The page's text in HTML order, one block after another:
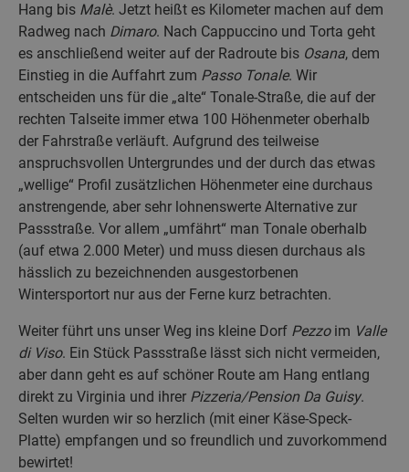
Hang bis Malè. Jetzt heißt es Kilometer machen auf dem
Radweg nach Dimaro. Nach Cappuccino und Torta geht
es anschließend weiter auf der Radroute bis Osana, dem
Einstieg in die Auffahrt zum Passo Tonale. Wir
entscheiden uns für die „alte“ Tonale-Straße, die auf der
rechten Talseite immer etwa 100 Höhenmeter oberhalb
der Fahrstraße verläuft. Aufgrund des teilweise
anspruchsvollen Untergrundes und der durch das etwas
„wellige“ Profil zusätzlichen Höhenmeter eine durchaus
anstrengende, aber sehr lohnenswerte Alternative zur
Passstraße. Vor allem „umfährt“ man Tonale oberhalb
(auf etwa 2.000 Meter) und muss diesen durchaus als
hässlich zu bezeichnenden ausgestorbenen
Wintersportort nur aus der Ferne kurz betrachten.
Weiter führt uns unser Weg ins kleine Dorf Pezzoim Valle
di Viso. Ein Stück Passstraße lässt sich nicht vermeiden,
aber dann geht es auf schöner Route am Hang entlang
direkt zu Virginia und ihrer Pizzeria/Pension Da Guisy.
Selten wurden wir so herzlich (mit einer Käse-Speck-
Platte) empfangen und so freundlich und zuvorkommend
bewirtet!